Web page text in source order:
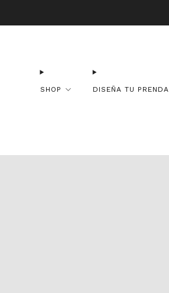
SHOP DISEÑA TU PRENDA